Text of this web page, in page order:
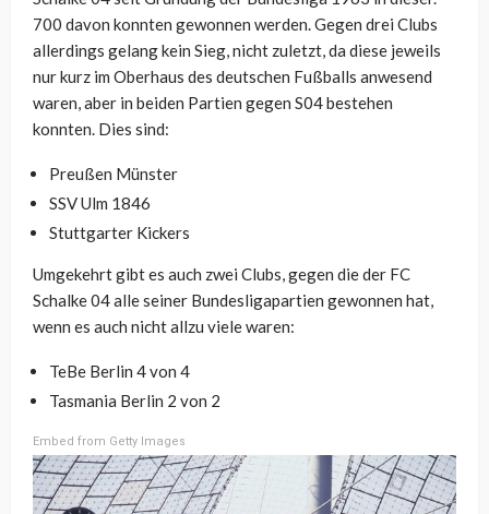
700 davon konnten gewonnen werden. Gegen drei Clubs
allerdings gelang kein Sieg, nicht zuletzt, da diese jeweils
nur kurz im Oberhaus des deutschen Fußballs anwesend
waren, aber in beiden Partien gegen S04 bestehen
konnten. Dies sind:
Preußen Münster
SSV Ulm 1846
Stuttgarter Kickers
Umgekehrt gibt es auch zwei Clubs, gegen die der FC
Schalke 04 alle seiner Bundesligapartien gewonnen hat,
wenn es auch nicht allzu viele waren:
TeBe Berlin 4 von 4
Tasmania Berlin 2 von 2
Embed from Getty Images